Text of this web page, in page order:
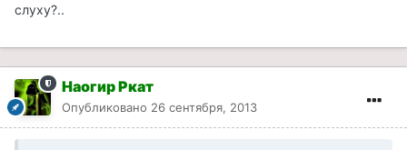
слуху?..
Наогир Ркат
Опубликовано 26 сентября, 2013